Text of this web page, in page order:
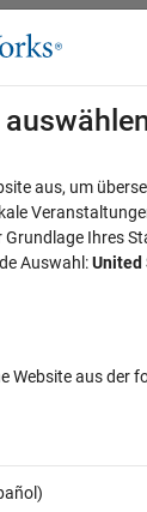
für Off-
aus, um
Grundlage Ihres
Auswahl:United
Website aus der